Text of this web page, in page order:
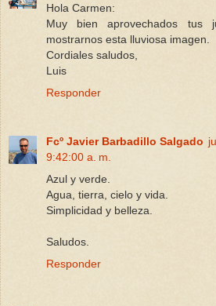
Hola Carmen:
Muy bien aprovechados tus
mostrarnos esta lluviosa imagen.
Cordiales saludos,
Luis
Responder
Fcº Javier Barbadillo Salgado
9:42:00 a. m.
Azul y verde.
Agua, tierra, cielo y vida.
Simplicidad y belleza.
Saludos.
Responder